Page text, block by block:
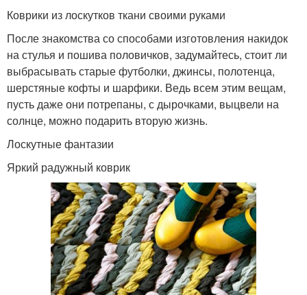
Коврики из лоскутков ткани своими руками
После знакомства со способами изготовления накидок
на стулья и пошива половичков, задумайтесь, стоит ли
выбрасывать старые футболки, джинсы, полотенца,
шерстяные кофты и шарфики. Ведь всем этим вещам,
пусть даже они потрепаны, с дырочками, выцвели на
солнце, можно подарить вторую жизнь.
Лоскутные фантазии
Яркий радужный коврик